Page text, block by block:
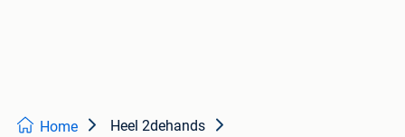
Home Heel 2dehands